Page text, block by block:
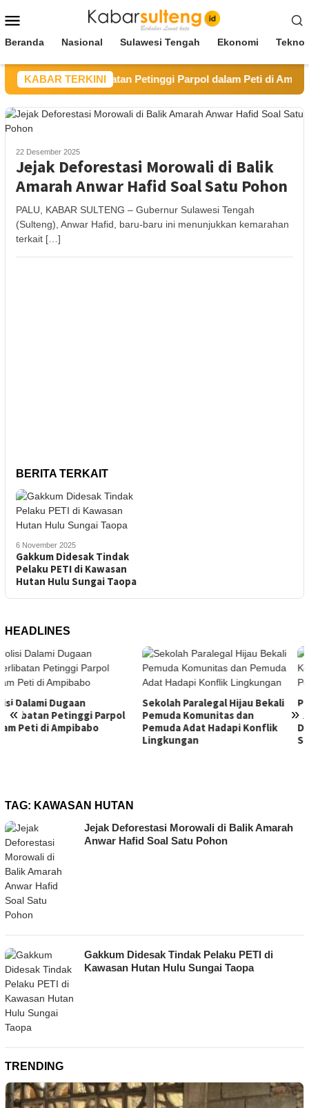
ke
Mobile
Beranda Nasional Sulawesi Tengah Ekonomi
KABAR TERKINI
Dugaan Keterlibatan Petinggi Parpol dalam Peti di Ampibabo
22 Desember 2025
Jejak Deforestasi Morowali di Balik
Amarah Anwar Hafid Soal Satu Pohon
PALU, KABAR SULTENG – Gubernur Sulawesi Tengah
(Sulteng), Anwar Hafid, baru-baru ini menunjukkan kemarahan
terkait […]
BERITA TERKAIT
6 November 2025
Gakkum Didesak Tindak
Pelaku PETI di Kawasan
Hutan Hulu Sungai Taopa
HEADLINES
« »
Sekolah Paralegal Hijau Bekali
Pemuda Komunitas dan
Pemuda Adat Hadapi Konflik
Pelaku Pembunuhan Satu
Keluarga di Duyu Masih
Diburu, Polisi Sudah Periksa 9
Saksi
TAG: KAWASAN HUTAN
Jejak Deforestasi Morowali di Balik Amarah
Anwar Hafid Soal Satu Pohon
Gakkum Didesak Tindak Pelaku PETI di
Kawasan Hutan Hulu Sungai Taopa
TRENDING